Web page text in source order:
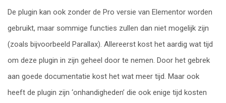
De plugin kan ook zonder de Pro versie van Elementor worden
gebruikt, maar sommige functies zullen dan niet mogelijk zijn
(zoals bijvoorbeeld Parallax). Allereerst kost het aardig wat tijd
om deze plugin in zijn geheel door te nemen. Door het gebrek
aan goede documentatie kost het wat meer tijd. Maar ook
heeft de plugin zijn ‘onhandigheden’ die ook enige tijd kosten